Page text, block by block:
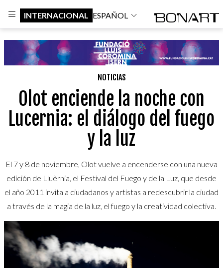
INTERNACIONAL ESPAÑOL
NOTICIAS
Olot enciende la noche con
Lucernia: el diálogo del fuego
y la luz
El 7 y 8 de noviembre, Olot vuelve a encenderse con una nueva
edición de Lluèrnia, el Festival del Fuego y de la Luz, que desde
el año 2011 invita a ciudadanos y artistas a redescubrir la ciudad
a través de la magia de la luz, el fuego y la creatividad colectiva.